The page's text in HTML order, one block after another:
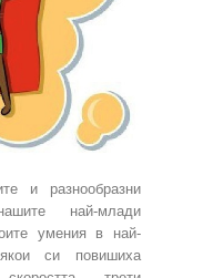
и разнообразни
най-млади
умения в най-
си повишиха